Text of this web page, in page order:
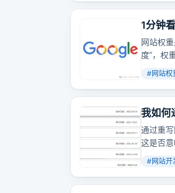
1分钟
网站权
度”，权
网站权
的核心
#网站权
我如何
每月两
通过重
这是否
#网站开